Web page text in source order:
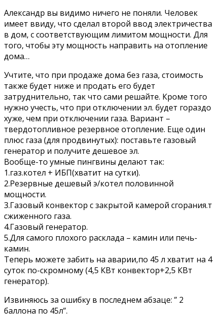
Александр вы видимо ничего не поняли. Человек
имеет ввиду, что сделал второй ввод электричества
в дом, с соответствующим лимитом мощности. Для
того, чтобы эту мощность направить на отопление
дома…
Учтите, что при продаже дома без газа, стоимость
также будет ниже и продать его будет
затруднительно, так что сами решайте. Кроме того
нужно учесть, что при отключении эл. будет гораздо
хуже, чем при отключении газа. Вариант –
твердотопливное резервное отопление. Еще один
плюс газа (для продвинутых): поставьте газовый
генератор и получите дешевое эл.
Вообще-то умные пингвины делают так:
1.газ.котел + ИБП(хватит на сутки).
2.Резервные дешевый э/котел половинной
мощности.
3.Газовый конвектор с закрытой камерой сгорания.т
сжиженного газа.
4.Газовый генератор.
5.Для самого плохого расклада – камин или печь-
камин.
Теперь можете забить на аварии,по 45 л хватит на 4
суток по-скромному (4,5 КВт конвектор+2,5 КВт
генератор).
Извиняюсь за ошибку в последнем абзаце: ” 2
баллона по 45л”.